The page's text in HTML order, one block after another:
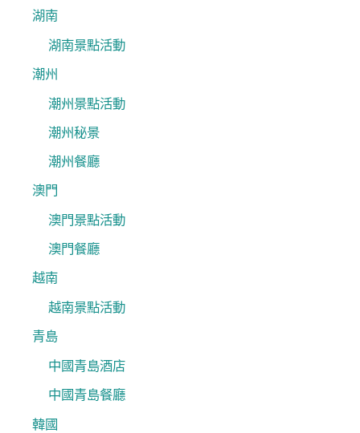
湖南
湖南景點活動
潮州
潮州景點活動
潮州秘景
潮州餐廳
澳門
澳門景點活動
澳門餐廳
越南
越南景點活動
青島
中國青島酒店
中國青島餐廳
韓國